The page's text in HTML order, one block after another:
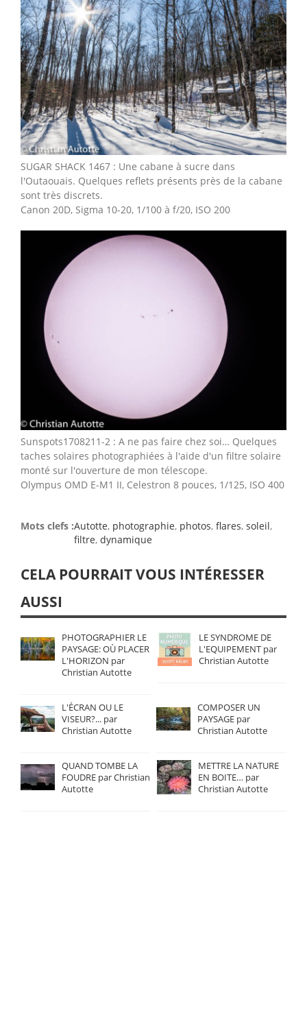
SUGAR SHACK 1467 : Une cabane à sucre dans
l'Outaouais. Quelques reflets présents près de la cabane
sont très discrets.
Canon 20D, Sigma 10-20, 1/100 à f/20, ISO 200
Sunspots1708211-2 : A ne pas faire chez soi… Quelques
taches solaires photographiées à l'aide d'un filtre solaire
monté sur l'ouverture de mon télescope.
Olympus OMD E-M1 II, Celestron 8 pouces, 1/125, ISO 400
Mots clefs :Autotte, photographie, photos, flares, soleil,
filtre, dynamique
CELA POURRAIT VOUS INTÉRESSER
AUSSI
PHOTOGRAPHIER LE
PAYSAGE: OÙ PLACER
L'HORIZON par
Christian Autotte
LE SYNDROME DE
L'EQUIPEMENT par
Christian Autotte
L'ÉCRAN OU LE
VISEUR?... par
Christian Autotte
COMPOSER UN
PAYSAGE par
Christian Autotte
QUAND TOMBE LA
FOUDRE par Christian
Autotte
METTRE LA NATURE
EN BOITE… par
Christian Autotte